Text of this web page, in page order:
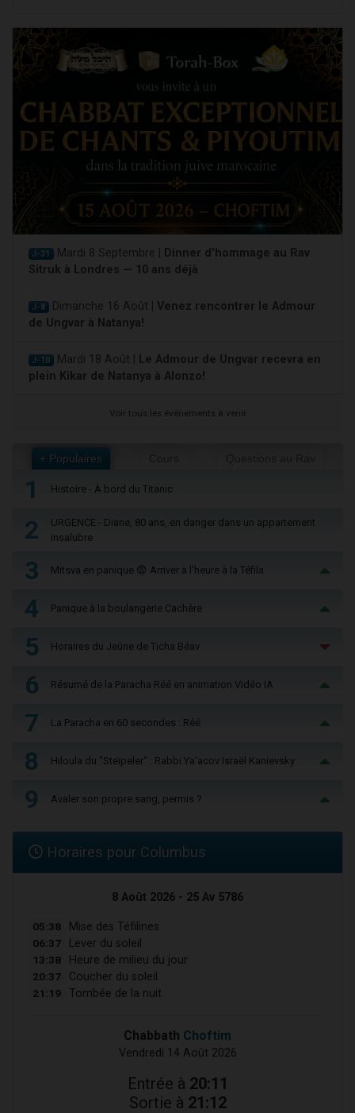
J-31 Mardi 8 Septembre |
Dinner d'hommage au Rav
Sitruk à Londres — 10 ans déjà
J-8 Dimanche 16 Août | Venez rencontrer le Admour
de Ungvar à Natanya!
J-10 Mardi 18 Août |
Le Admour de Ungvar recevra en
plein Kikar de Natanya à Alonzo!
Voir tous les événements à venir
+ Populaires
1 Histoire - À bord du Titanic
2
URGENCE - Diane, 80 ans, en danger dans un appartement
insalubre
3 Mitsva en panique 😨 Arriver à l'heure à la Téfila
4 Panique à la boulangerie Cachère
5 Horaires du Jeûne de Ticha Béav
6 Résumé de la Paracha Réé en animation Vidéo IA
7 La Paracha en 60 secondes : Réé
8 Hiloula du "Steïpeler" : Rabbi Ya’acov Israël Kanievsky
9 Avaler son propre sang, permis ?
Horaires pour Columbus
8 Août 2026 - 25 Av 5786
05:38 Mise des Téfilines
06:37 Lever du soleil
13:38 Heure de milieu du jour
20:37 Coucher du soleil
21:19 Tombée de la nuit
Chabbath Choftim
Vendredi 14 Août 2026
Entrée à 20:11
Sortie à 21:12